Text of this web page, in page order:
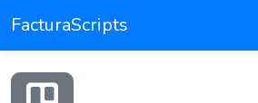
FacturaScripts